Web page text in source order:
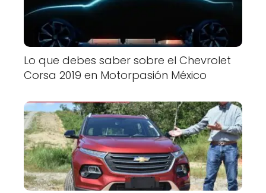
Lo que debes saber sobre el Chevrolet
Corsa 2019 en Motorpasión México